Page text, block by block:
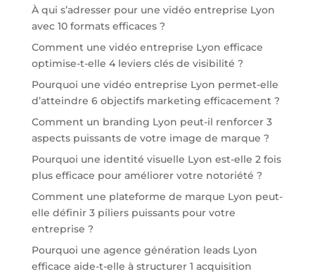
À qui s’adresser pour une vidéo entreprise Lyon
avec 10 formats efficaces ?
Comment une vidéo entreprise Lyon efficace
optimise-t-elle 4 leviers clés de visibilité ?
Pourquoi une vidéo entreprise Lyon permet-elle
d’atteindre 6 objectifs marketing efficacement ?
Comment un branding Lyon peut-il renforcer 3
aspects puissants de votre image de marque ?
Pourquoi une identité visuelle Lyon est-elle 2 fois
plus efficace pour améliorer votre notoriété ?
Comment une plateforme de marque Lyon peut-
elle définir 3 piliers puissants pour votre
entreprise ?
Pourquoi une agence génération leads Lyon
efficace aide-t-elle à structurer 1 acquisition